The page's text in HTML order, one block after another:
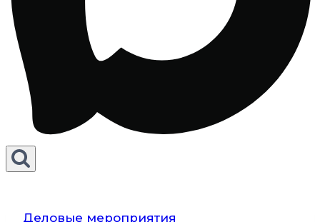
Деловые мероприятия